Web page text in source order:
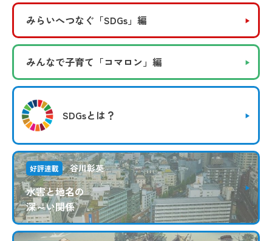
みらいへつなぐ 「SDGs」編
みんなで子育て 「コマロン」編
SDGsとは？
好評連載 谷川彰英
水害と地名の
深～い関係